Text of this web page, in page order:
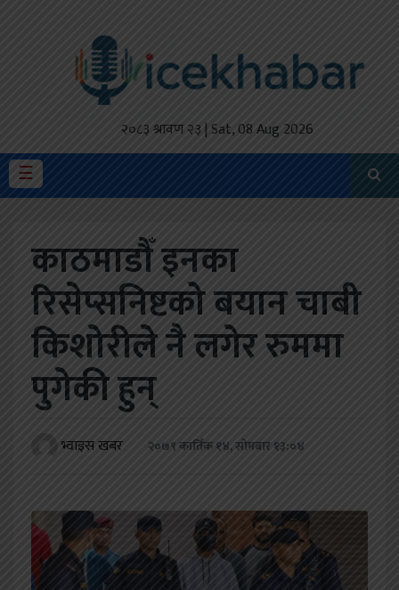
२०८३ श्रावण २३ | Sat, 08 Aug 2026
☰
मैथिली
प्रदेश
राजनीति
विचार
खेलकुद
काठमाडौँ इनका
रिसेप्सनिष्टको बयान चाबी
किशोरीले नै लगेर रुममा
पुगेकी हुन्
भ्वाइस खबर २०७९ कार्तिक १४, सोमबार १३:०४